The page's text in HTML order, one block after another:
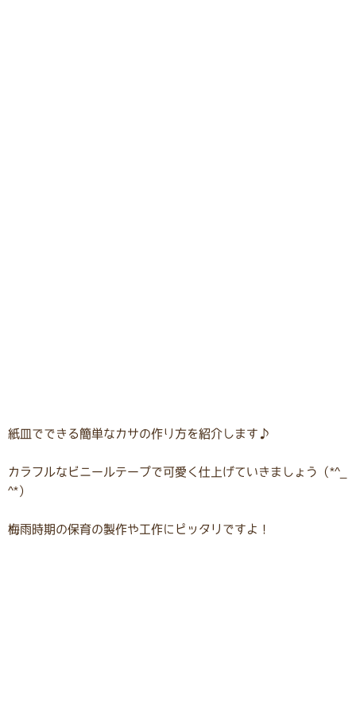
紙皿でできる簡単なカサの作り方を紹介します♪
カラフルなビニールテープで可愛く仕上げていきましょう（*^_
^*）
梅雨時期の保育の製作や工作にピッタリですよ！